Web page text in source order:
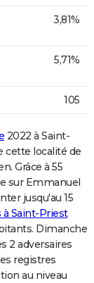
3,81%
5,71%
105
2022 à Saint-
cette localité de
Grâce à 55
sur Emmanuel
jusqu'au 15
Saint-Priest
Dimanche
2 adversaires
registres
au niveau